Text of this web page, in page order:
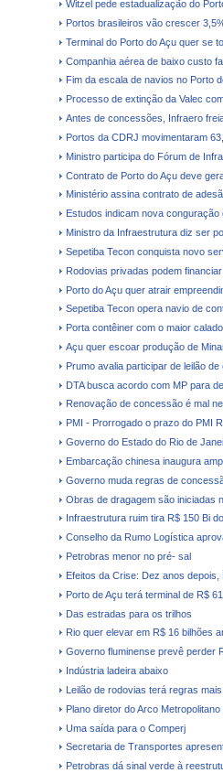
Witzel pede estadualização do
Portos brasileiros vão crescer
Terminal do Porto do Açu quer se
Companhia aérea de baixo custo
Fim da escala de navios no Porto
Processo de extinção da Valec
Antes de concessões, Infraero
Portos da CDRJ movimentaram
Ministro participa do Fórum de
Contrato de Porto do Açu deve
Ministério assina contrato de
Estudos indicam nova
Ministro da Infraestrutura diz ser
Sepetiba Tecon conquista novo
Rodovias privadas podem
Porto do Açu quer atrair
Sepetiba Tecon opera navio de
Porta contêiner com o maior
Açu quer escoar produção de
Prumo avalia participar de leilão
DTA busca acordo com MP para
Renovação de concessão é mal
PMI - Prorrogado o prazo do PMI
Governo do Estado do Rio de
Embarcação chinesa inaugura
Governo muda regras de
Obras de dragagem são iniciadas
Infraestrutura ruim tira R$ 150 Bi
Conselho da Rumo Logística
Petrobras menor no pré- sal
Efeitos da Crise: Dez anos
Porto de Açu terá terminal de R$
Das estradas para os trilhos
Rio quer elevar em R$ 16 bilhões
Governo fluminense prevê perder
Indústria ladeira abaixo
Leilão de rodovias terá regras
Plano diretor do Arco
Uma saída para o Comperj
Secretaria de Transportes
Petrobras dá sinal verde à